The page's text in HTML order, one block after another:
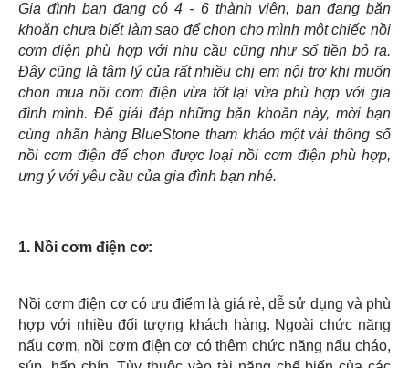
Gia đình bạn đang có 4 - 6 thành viên, bạn đang băn
khoăn chưa biết làm sao để chọn cho mình một chiếc nồi
cơm điện phù hợp với nhu cầu cũng như số tiền bỏ ra.
Đây cũng là tâm lý của rất nhiều chị em nội trợ khi muốn
chọn mua nồi cơm điện vừa tốt lại vừa phù hợp với gia
đình mình. Để giải đáp những băn khoăn này, mời bạn
cùng nhãn hàng BlueStone tham khảo một vài thông số
nồi cơm điện để chọn được loại nồi cơm điện phù hợp,
ưng ý với yêu cầu của gia đình bạn nhé.
1. Nồi cơm điện cơ:
Nồi cơm điện cơ có ưu điểm là giá rẻ, dễ sử dụng và phù
hợp với nhiều đối tượng khách hàng. Ngoài chức năng
nấu cơm, nồi cơm điện cơ có thêm chức năng nấu cháo,